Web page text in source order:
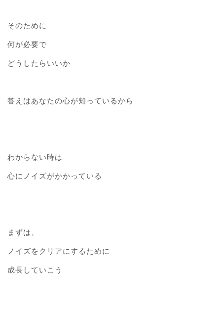
そのために
何が必要で
どうしたらいいか
答えはあなたの心が知っているから
わからない時は
心にノイズがかかっている
まずは、
ノイズをクリアにするために
成長していこう